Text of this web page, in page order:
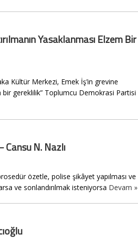
Yasaklanması Elzem Bir
Kültür Merkezi, Emek İş’in grevine
bir gereklilik” Toplumcu Demokrasi Partisi
N. Nazlı
özetle, polise şikâyet yapılması ve
ve sonlandırılmak isteniyorsa Devam »